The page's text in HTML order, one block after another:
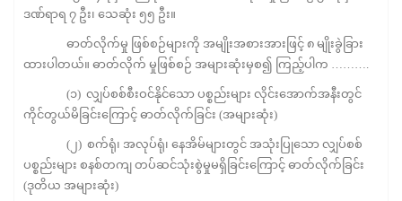
ဒဏ်ရာရ ၇ ဦး၊ သေဆုံး ၅၅ ဦး။
ဓာတ်လိုက်မှု ဖြစ်စဉ်များကို အမျိုးအစားအားဖြင့် ၈ မျိုးခွဲခြား
ထားပါတယ်။ ဓာတ်လိုက် မှုဖြစ်စဉ် အများဆုံးမှစ၍ ကြည့်ပါက ……….
(၁) လျှပ်စစ်စီးဝင်နိုင်သော ပစ္စည်းများ လိုင်းအောက်အနီးတွင်
ကိုင်တွယ်မိခြင်းကြောင့် ဓာတ်လိုက်ခြင်း (အများဆုံး)
(၂) စက်ရုံ၊ အလုပ်ရုံ၊ နေအိမ်များတွင် အသုံးပြုသော လျှပ်စစ်
ပစ္စည်းများ စနစ်တကျ တပ်ဆင်သုံးစွဲမှုမရှိခြင်းကြောင့် ဓာတ်လိုက်ခြင်း
(ဒုတိယ အများဆုံး)